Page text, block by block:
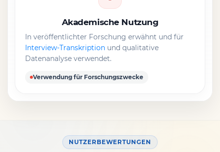
Akademische Nutzung
In veröffentlichter Forschung erwähnt und für
Interview-Transkription und qualitative
Datenanalyse verwendet.
Verwendung für Forschungszwecke
NUTZERBEWERTUNGEN